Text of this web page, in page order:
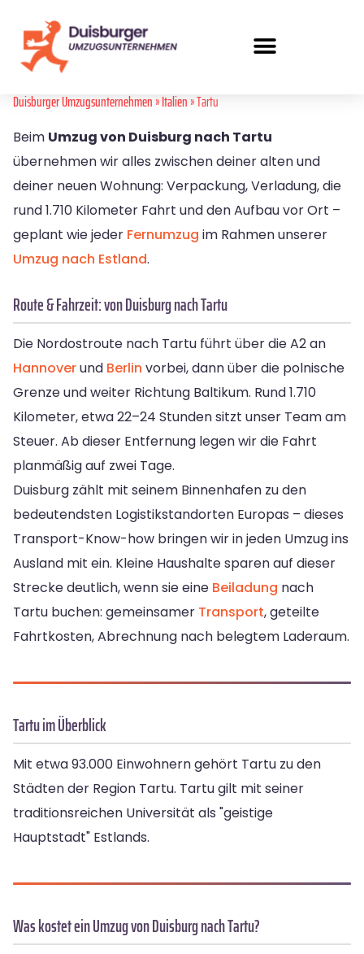
Duisburger Umzugsunternehmen»Italien» Tartu
Beim Umzug von Duisburg nach Tartu
übernehmen wir alles zwischen deiner alten und
deiner neuen Wohnung: Verpackung, Verladung, die
rund 1.710 Kilometer Fahrt und den Aufbau vor Ort –
geplant wie jeder Fernumzug im Rahmen unserer
Umzug nach Estland.
Route & Fahrzeit: von Duisburg nach Tartu
Die Nordostroute nach Tartu führt über die A2 an
Hannoverund Berlin vorbei, dann über die polnische
Grenze und weiter Richtung Baltikum. Rund 1.710
Kilometer, etwa 22–24 Stunden sitzt unser Team am
Steuer. Ab dieser Entfernung legen wir die Fahrt
planmäßig auf zwei Tage.
Duisburg zählt mit seinem Binnenhafen zu den
bedeutendsten Logistikstandorten Europas – dieses
Transport-Know-how bringen wir in jeden Umzug ins
Ausland mit ein. Kleine Haushalte sparen auf dieser
Strecke deutlich, wenn sie eine Beiladung nach
Tartu buchen: gemeinsamer Transport, geteilte
Fahrtkosten, Abrechnung nach belegtem Laderaum.
Tartu im Überblick
Mit etwa 93.000 Einwohnern gehört Tartu zu den
Städten der Region Tartu. Tartu gilt mit seiner
traditionsreichen Universität als "geistige
Hauptstadt" Estlands.
Was kostet ein Umzug von Duisburg nach Tartu?